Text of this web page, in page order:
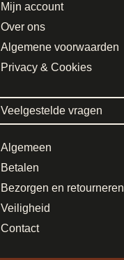
Mijn account
Over ons
Algemene voorwaarden
Privacy & Cookies
Veelgestelde vragen
Algemeen
Betalen
Bezorgen en retourneren
Veiligheid
Contact